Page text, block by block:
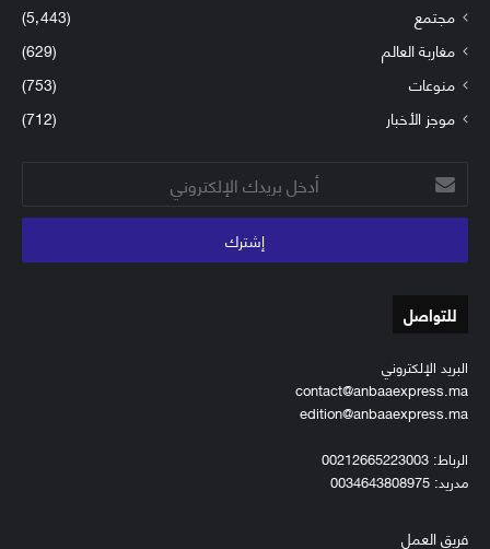
مجتمع
(5٬443)
مغاربة العالم
(629)
منوعات
(753)
موجز الأخبار
(712)
أدخل
بريدك
الإلكتروني
للتواصل
البريد الإلكتروني
contact@anbaaexpress.ma
edition@anbaaexpress.ma
الرباط: 00212665223003
مدريد: 0034643808975
فريق العمل